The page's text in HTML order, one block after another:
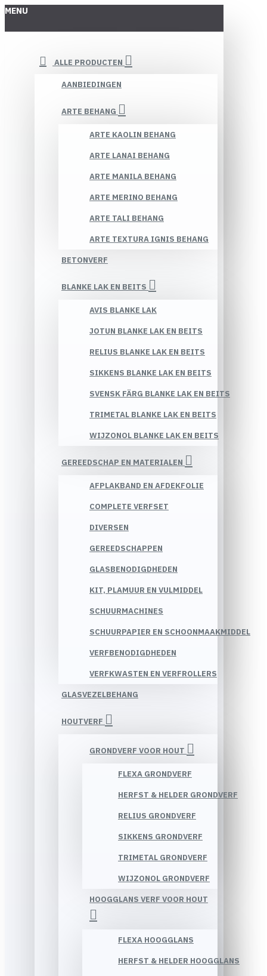
MENU
ALLE PRODUCTEN
AANBIEDINGEN
ARTE BEHANG
ARTE KAOLIN BEHANG
ARTE LANAI BEHANG
ARTE MANILA BEHANG
ARTE MERINO BEHANG
ARTE TALI BEHANG
ARTE TEXTURA IGNIS BEHANG
BETONVERF
BLANKE LAK EN BEITS
AVIS BLANKE LAK
JOTUN BLANKE LAK EN BEITS
RELIUS BLANKE LAK EN BEITS
SIKKENS BLANKE LAK EN BEITS
SVENSK FÄRG BLANKE LAK EN BEITS
TRIMETAL BLANKE LAK EN BEITS
WIJZONOL BLANKE LAK EN BEITS
GEREEDSCHAP EN MATERIALEN
AFPLAKBAND EN AFDEKFOLIE
COMPLETE VERFSET
DIVERSEN
GEREEDSCHAPPEN
GLASBENODIGDHEDEN
KIT, PLAMUUR EN VULMIDDEL
SCHUURMACHINES
SCHUURPAPIER EN SCHOONMAAKMIDDEL
VERFBENODIGDHEDEN
VERFKWASTEN EN VERFROLLERS
GLASVEZELBEHANG
HOUTVERF
GRONDVERF VOOR HOUT
FLEXA GRONDVERF
HERFST & HELDER GRONDVERF
RELIUS GRONDVERF
SIKKENS GRONDVERF
TRIMETAL GRONDVERF
WIJZONOL GRONDVERF
HOOGGLANS VERF VOOR HOUT
FLEXA HOOGGLANS
HERFST & HELDER HOOGGLANS